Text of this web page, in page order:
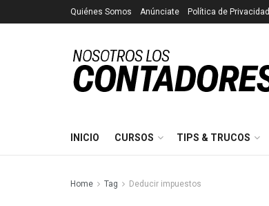
Quiénes Somos Anúnciate Política de Privacidad
INICIO CURSOS TIPS & TRUCOS
Home Tag Deducir impuestos